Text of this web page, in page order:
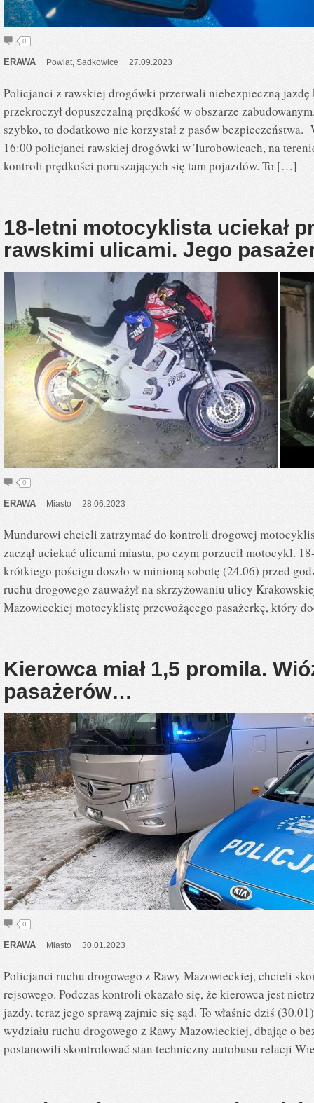
0
ERAWA Powiat Sadkowice 27.09.2023
Policjanci z rawskiej drogówki przerwali niebezpieczną
przekroczył dopuszczalną prędkość w obszarze
szybko, to dodatkowo nie korzystał z pasów
16:00 policjanci rawskiej drogówki w Turobowicach, na
kontroli prędkości poruszających się tam pojazdów. To […]
18-letni motocyklista uciekał
rawskimi ulicami. Jego
0
ERAWA Miasto 28.06.2023
Mundurowi chcieli zatrzymać do kontroli drogowej
zaczął uciekać ulicami miasta, po czym porzucił motocykl.
krótkiego pościgu doszło w minioną sobotę (24.06) przed
ruchu drogowego zauważył na skrzyżowaniu ulicy
Mazowieckiej motocyklistę przewożącego pasażerkę, który
Kierowca miał 1,5 promila.
pasażerów…
0
ERAWA Miasto 30.01.2023
Policjanci ruchu drogowego z Rawy Mazowieckiej, chcieli
rejsowego. Podczas kontroli okazało się, że kierowca jest
jazdy, teraz jego sprawą zajmie się sąd. To właśnie dziś
wydziału ruchu drogowego z Rawy Mazowieckiej, dbając o
postanowili skontrolować stan techniczny autobusu relacji